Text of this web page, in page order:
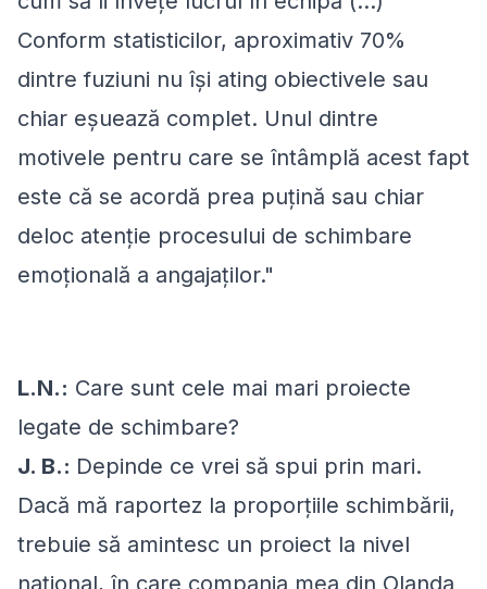
Conform statisticilor, aproximativ 70%
dintre fuziuni nu își ating obiectivele sau
chiar eșuează complet. Unul dintre
motivele pentru care se întâmplă acest fapt
este că se acordă prea puțină sau chiar
deloc atenție procesului de schimbare
emoțională a angajaților."
L.N.: Care sunt cele mai mari proiecte
legate de schimbare?
J. B.: Depinde ce vrei să spui prin mari.
Dacă mă raportez la proporțiile schimbării,
trebuie să amintesc un proiect la nivel